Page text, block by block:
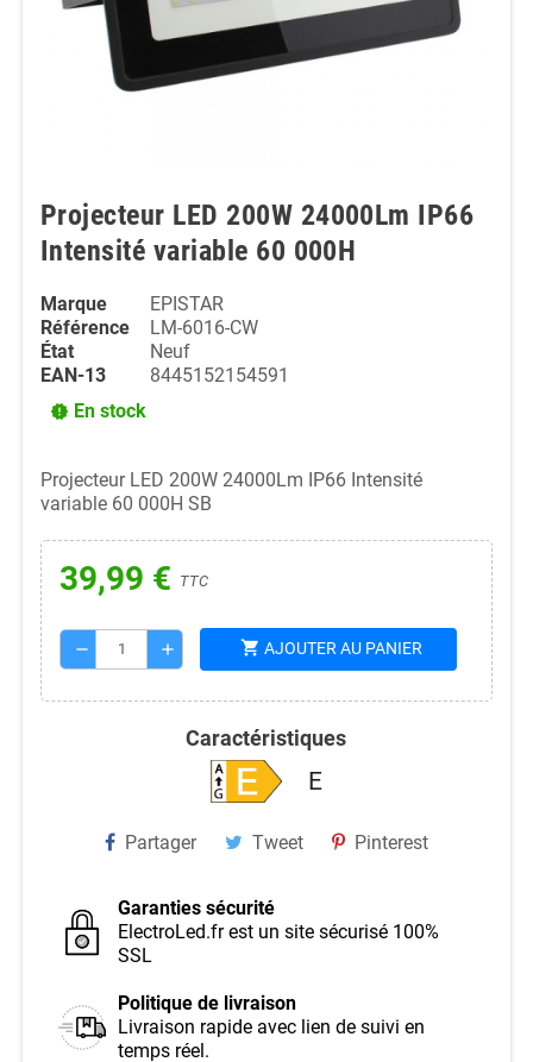
Projecteur LED 200W 24000Lm IP66
Intensité variable 60 000H
Marque
EPISTAR
Référence
LM-6016-CW
État
Neuf
EAN-13
8445152154591
new_releases En stock
Projecteur LED 200W 24000Lm IP66 Intensité
variable 60 000H SB
39,99 € TTC
remove add shopping_cart AJOUTER AU PANIER
Caractéristiques
E
Partager Tweet Pinterest
Garanties sécurité
ElectroLed.fr est un site sécurisé 100%
SSL
Politique de livraison
Livraison rapide avec lien de suivi en
temps réel.